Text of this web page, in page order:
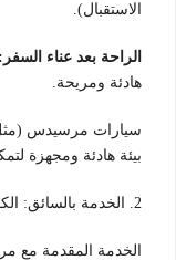
الاستقبال).
الراحة بعد عناء السفر:
هادئة ومريحة.
سيارات مرسيدس
بيئة هادئة ومجهزة
2. الخدمة بالسائق: الكفاءة في مواجهة زحام القاهرة
الخدمة المقدمة مع